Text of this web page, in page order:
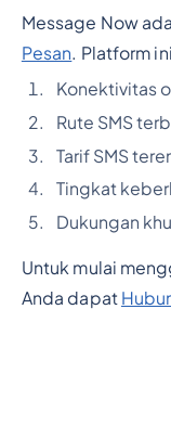
Message Now
Pesan. Platform
Konektivitas
Rute SMS
Tarif SMS
Tingkat
Dukungan
Untuk mulai
Anda dapat